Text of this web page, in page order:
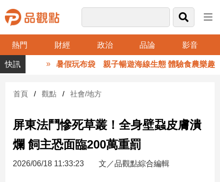
熱門 財經 政治 品論 影音
品
觀
財
台
財
新
暑假玩布袋 親子暢遊海線生態 體驗食農樂趣
首頁 觀點 社會/地方
屏東法鬥慘死草叢！全身壁蝨皮膚潰
爛 飼主恐面臨200萬重罰
2026/06/18 11:33:23 文／品觀點綜合編輯